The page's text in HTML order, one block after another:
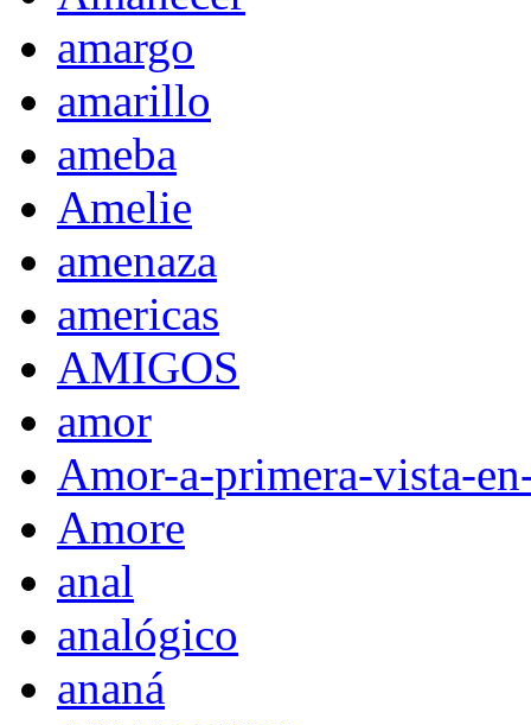
amargo
amarillo
ameba
Amelie
amenaza
americas
AMIGOS
amor
Amor-a-primera-vista-
Amore
anal
analógico
ananá